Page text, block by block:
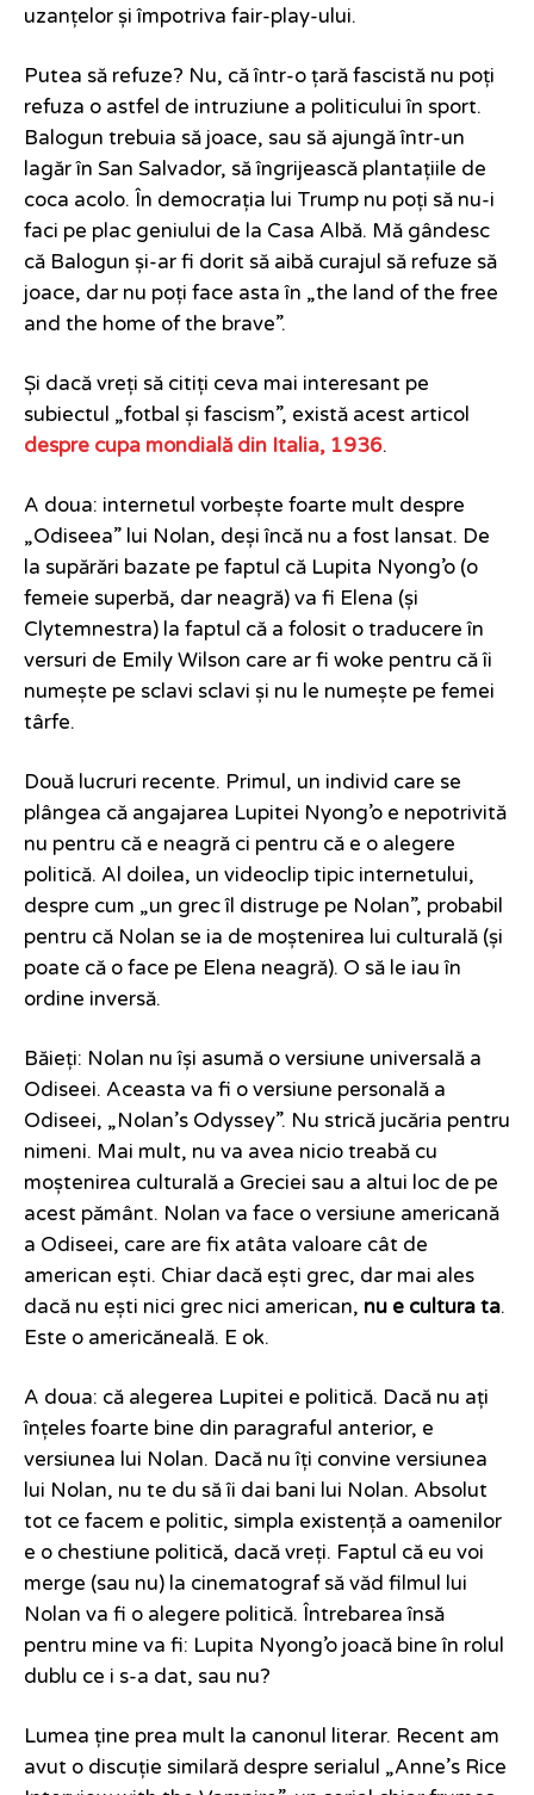
uzanțelor și împotriva fair-play-ului.
Putea să refuze? Nu, că într-o țară fascistă nu poți
refuza o astfel de intruziune a politicului în sport.
Balogun trebuia să joace, sau să ajungă într-un
lagăr în San Salvador, să îngrijească plantațiile de
coca acolo. În democrația lui Trump nu poți să nu-i
faci pe plac geniului de la Casa Albă. Mă gândesc
că Balogun și-ar fi dorit să aibă curajul să refuze să
joace, dar nu poți face asta în „the land of the free
and the home of the brave”.
Și dacă vreți să citiți ceva mai interesant pe
subiectul „fotbal și fascism”, există acest articol
despre cupa mondială din Italia, 1936.
A doua: internetul vorbește foarte mult despre
„Odiseea” lui Nolan, deși încă nu a fost lansat. De
la supărări bazate pe faptul că Lupita Nyong’o (o
femeie superbă, dar neagră) va fi Elena (și
Clytemnestra) la faptul că a folosit o traducere în
versuri de Emily Wilson care ar fi woke pentru că îi
numește pe sclavi sclavi și nu le numește pe femei
târfe.
Două lucruri recente. Primul, un individ care se
plângea că angajarea Lupitei Nyong’o e nepotrivită
nu pentru că e neagră ci pentru că e o alegere
politică. Al doilea, un videoclip tipic internetului,
despre cum „un grec îl distruge pe Nolan”, probabil
pentru că Nolan se ia de moștenirea lui culturală (și
poate că o face pe Elena neagră). O să le iau în
ordine inversă.
Băieți: Nolan nu își asumă o versiune universală a
Odiseei. Aceasta va fi o versiune personală a
Odiseei, „Nolan’s Odyssey”. Nu strică jucăria pentru
nimeni. Mai mult, nu va avea nicio treabă cu
moștenirea culturală a Greciei sau a altui loc de pe
acest pământ. Nolan va face o versiune americană
a Odiseei, care are fix atâta valoare cât de
american ești. Chiar dacă ești grec, dar mai ales
dacă nu ești nici grec nici american, nu e cultura ta.
Este o americăneală. E ok.
A doua: că alegerea Lupitei e politică. Dacă nu ați
înțeles foarte bine din paragraful anterior, e
versiunea lui Nolan. Dacă nu îți convine versiunea
lui Nolan, nu te du să îi dai bani lui Nolan. Absolut
tot ce facem e politic, simpla existență a oamenilor
e o chestiune politică, dacă vreți. Faptul că eu voi
merge (sau nu) la cinematograf să văd filmul lui
Nolan va fi o alegere politică. Întrebarea însă
pentru mine va fi: Lupita Nyong’o joacă bine în rolul
dublu ce i s-a dat, sau nu?
Lumea ține prea mult la canonul literar. Recent am
avut o discuție similară despre serialul „Anne’s Rice